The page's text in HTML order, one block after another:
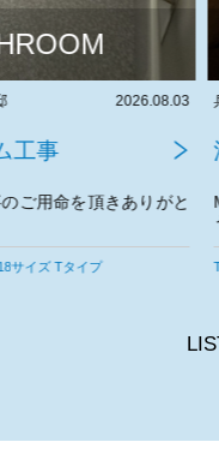
兵庫県伊丹市｜M様邸
浴室リフォーム工事
M様、この度は工事のご用
TOTO／WYシリーズ 1116サイズ T